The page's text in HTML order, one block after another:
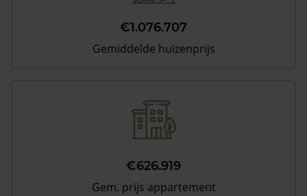
€1.076.707
Gemiddelde huizenprijs
€626.919
Gem. prijs appartement